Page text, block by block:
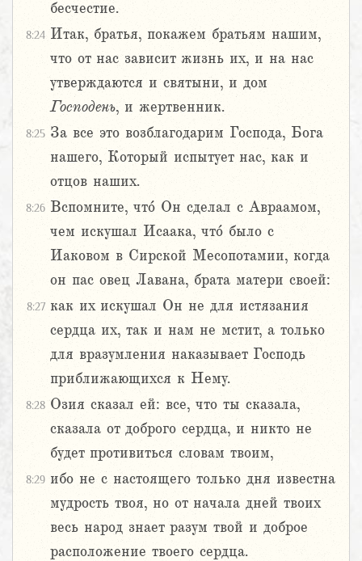
бесчестие.
8:24 Итак, братья, покажем братьям нашим,
что от нас зависит жизнь их, и на нас
утверждаются и святыни, и дом
Господень, и жертвенник.
8:25 За все это возблагодарим Господа, Бога
нашего, Который испытует нас, как и
отцов наших.
8:26 Вспомните, что́ Он сделал с Авраамом,
чем искушал Исаака, что́ было с
Иаковом в Сирской Месопотамии, когда
он пас овец Лавана, брата матери своей:
8:27 как их искушал Он не для истязания
сердца их, так и нам не мстит, а только
для вразумления наказывает Господь
приближающихся к Нему.
8:28 Озия сказал ей: все, что ты сказала,
сказала от доброго сердца, и никто не
будет противиться словам твоим,
8:29 ибо не с настоящего только дня известна
мудрость твоя, но от начала дней твоих
весь народ знает разум твой и доброе
расположение твоего сердца.